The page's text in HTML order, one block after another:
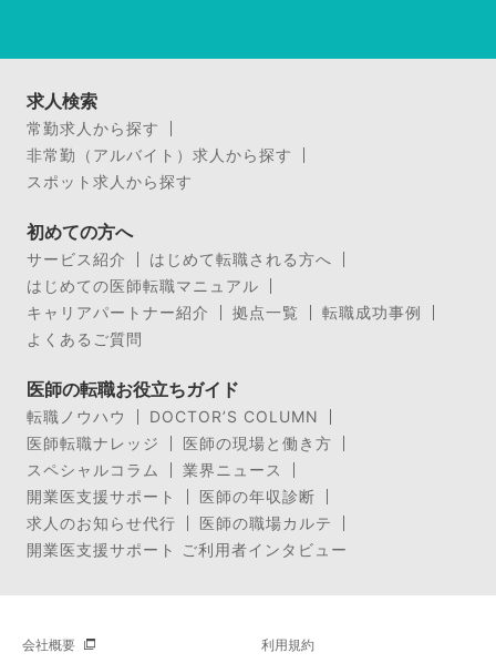
求人検索
常勤求人から探す
非常勤（アルバイト）求人から探す
スポット求人から探す
初めての方へ
サービス紹介
はじめて転職される方へ
はじめての医師転職マニュアル
キャリアパートナー紹介
拠点一覧
転職成功事例
よくあるご質問
医師の転職お役立ちガイド
転職ノウハウ
DOCTOR’S COLUMN
医師転職ナレッジ
医師の現場と働き方
スペシャルコラム
業界ニュース
開業医支援サポート
医師の年収診断
求人のお知らせ代行
医師の職場カルテ
開業医支援サポート ご利用者インタビュー
会社概要 利用規約